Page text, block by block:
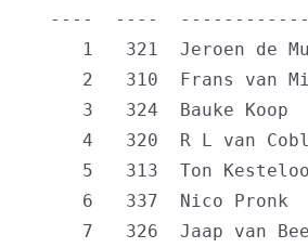
----  ----
1   321  Jeroen de
2   310  Frans van
3   324  Bauke Koop
4   320  R L van
5   313  Ton
6   337  Nico Pronk
7   326  Jaap van